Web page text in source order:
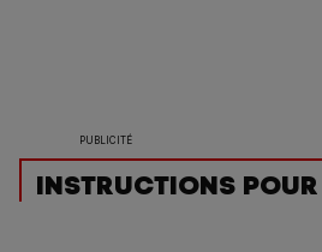
PUBLICITÉ
INSTRUCTIONS